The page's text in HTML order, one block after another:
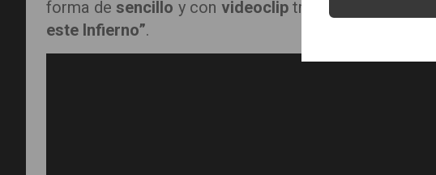
forma desencillo y con videocliptres:
este Infierno”.